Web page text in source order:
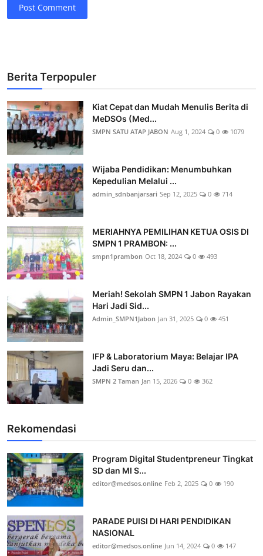
Post Comment
Berita Terpopuler
Kiat Cepat dan Mudah Menulis Berita di
MeDSOs (Med...
SMPN SATU ATAP JABON Aug 1, 2024 0 1079
Wijaba Pendidikan: Menumbuhkan
Kepedulian Melalui ...
admin_sdnbanjarsari Sep 12, 2025 0 714
MERIAHNYA PEMILIHAN KETUA OSIS DI
SMPN 1 PRAMBON: ...
smpn1prambon Oct 18, 2024 0 493
Meriah! Sekolah SMPN 1 Jabon Rayakan
Hari Jadi Sid...
Admin_SMPN1Jabon Jan 31, 2025 0 451
IFP & Laboratorium Maya: Belajar IPA
Jadi Seru dan...
SMPN 2 Taman Jan 15, 2026 0 362
Rekomendasi
Program Digital Studentpreneur Tingkat
SD dan MI S...
editor@medsos.online Feb 2, 2025 0 190
PARADE PUISI DI HARI PENDIDIKAN
NASIONAL
editor@medsos.online Jun 14, 2024 0 147